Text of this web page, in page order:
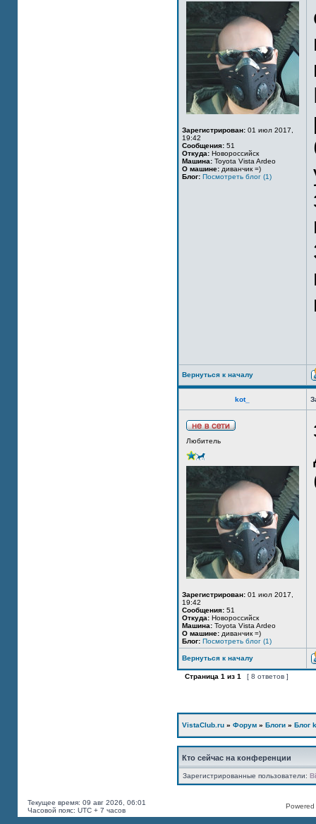
Зарегистрирован: 01 июл 2017,
19:42
Сообщения: 51
Откуда: Новороссийск
Машина: Toyota Vista Ardeo
О машине: диванчик =)
Блог: Посмотреть блог (1)
Вернуться к началу
kot_
Любитель
Зарегистрирован: 01 июл 2017,
19:42
Сообщения: 51
Откуда: Новороссийск
Машина: Toyota Vista Ardeo
О машине: диванчик =)
Блог: Посмотреть блог (1)
Вернуться к началу
Страница 1 из 1 [ 8 ответов ]
VistaClub.ru » Форум » Блоги » Блог
Кто сейчас на конференции
Зарегистрированные пользователи:
Текущее время: 09 авг 2026, 06:01
Часовой пояс: UTC + 7 часов